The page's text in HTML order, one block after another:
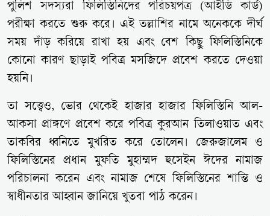
পুলিশ সদস্যরা ফিলিস্তিনিদের পরিচয়পত্র (আইডি কার্ড)
পরীক্ষা করতে শুরু করে। এই তল্লাশির নামে অনেককে দীর্ঘ
সময় দাঁড় করিয়ে রাখা হয় এবং বেশ কিছু ফিলিস্তিনিকে
কোনো কারণ ছাড়াই পবিত্র মসজিদে প্রবেশ করতে দেওয়া
হয়নি।
তা সত্ত্বেও, ভোর থেকেই হাজার হাজার ফিলিস্তিনি আল-
আকসা প্রাঙ্গণে প্রবেশ করে পবিত্র কুরআন তিলাওয়াত এবং
তাকবির ধ্বনিতে মুখরিত করে তোলেন। জেরুজালেম ও
ফিলিস্তিনের প্রধান মুফতি মুহাম্মদ হুসেইন ঈদের নামাজ
পরিচালনা করেন এবং নামাজ শেষে ফিলিস্তিনের শান্তি ও
স্বাধীনতার আহ্বান জানিয়ে খুতবা পাঠ করেন।